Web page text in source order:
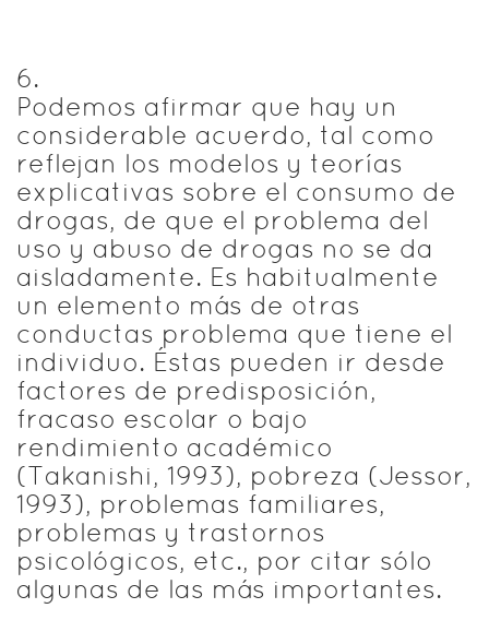
6.
Podemos afirmar que hay un
considerable acuerdo, tal como
reflejan los modelos y teorías
explicativas sobre el consumo de
drogas, de que el problema del
uso y abuso de drogas no se da
aisladamente. Es habitualmente
un elemento más de otras
conductas problema que tiene el
individuo. Éstas pueden ir desde
factores de predisposición,
fracaso escolar o bajo
rendimiento académico
(Takanishi, 1993), pobreza (Jessor,
1993), problemas familiares,
problemas y trastornos
psicológicos, etc., por citar sólo
algunas de las más importantes.